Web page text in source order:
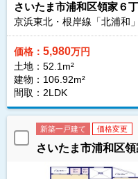
さいたま市浦和区領家６
京浜東北・根岸線「北浦和
価格： 5,980万円
土地：52.1m²
建物：106.92m²
間取：2LDK
新築一戸建て 価格変更
さいたま市浦和区